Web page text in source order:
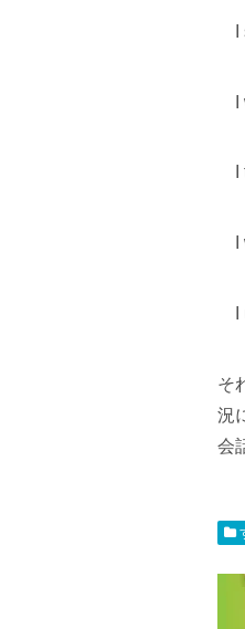
I
I
I
I
I
そ
況
会